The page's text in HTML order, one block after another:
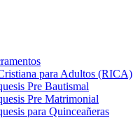
para Adultos (RICA)
Pre Bautismal
Pre Matrimonial
para Quinceañeras